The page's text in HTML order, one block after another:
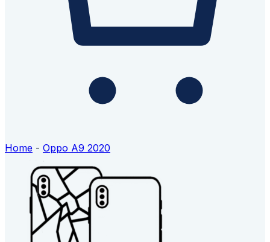
Home - Oppo A9 2020